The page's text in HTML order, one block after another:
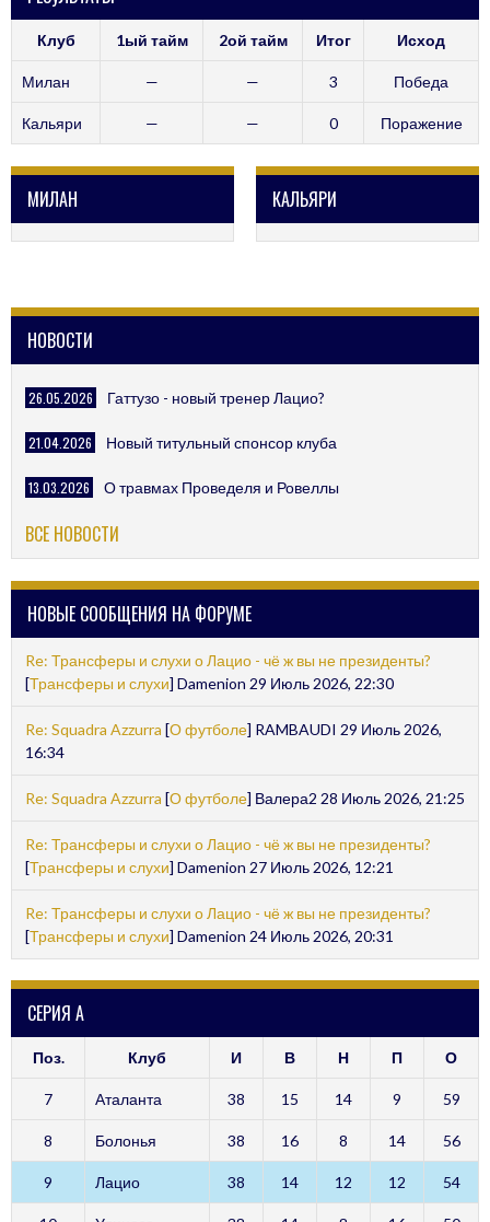
Клуб 1ый тайм 2ой тайм Итог Исход
Милан — — 3 Победа
Кальяри — — 0 Поражение
МИЛАН КАЛЬЯРИ
НОВОСТИ
26.05.2026 Гаттузо - новый тренер Лацио?
21.04.2026 Новый титульный спонсор клуба
13.03.2026 О травмах Проведеля и Ровеллы
ВСЕ НОВОСТИ
НОВЫЕ СООБЩЕНИЯ НА ФОРУМЕ
Re: Трансферы и слухи о Лацио - чё ж вы не президенты?
[Трансферы и слухи] Damenion 29 Июль 2026, 22:30
Re: Squadra Azzurra [О футболе] RAMBAUDI 29 Июль 2026,
16:34
Re: Squadra Azzurra [О футболе] Валера2 28 Июль 2026, 21:25
Re: Трансферы и слухи о Лацио - чё ж вы не президенты?
[Трансферы и слухи] Damenion 27 Июль 2026, 12:21
Re: Трансферы и слухи о Лацио - чё ж вы не президенты?
[Трансферы и слухи] Damenion 24 Июль 2026, 20:31
СЕРИЯ А
Поз. Клуб И В Н П О
7 Аталанта 38 15 14 9 59
8 Болонья 38 16 8 14 56
9 Лацио 38 14 12 12 54